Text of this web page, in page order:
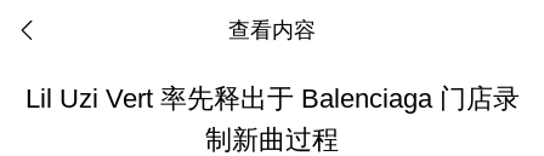
查看内容
Lil Uzi Vert 率先释出于 Balenciaga 门店录
制新曲过程